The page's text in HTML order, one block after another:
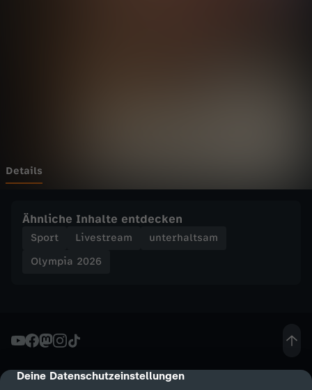
cmp-dialog-description
Deine Datenschutzeinstellungen
A
m
b
u
s
Details
Ähnliche Inhalte entdecken
Sport Livestream
unterhaltsam
Olympia 2026